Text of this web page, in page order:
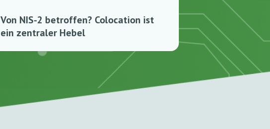
Von NIS-2 betroffen? Colocation ist
ein zentraler Hebel